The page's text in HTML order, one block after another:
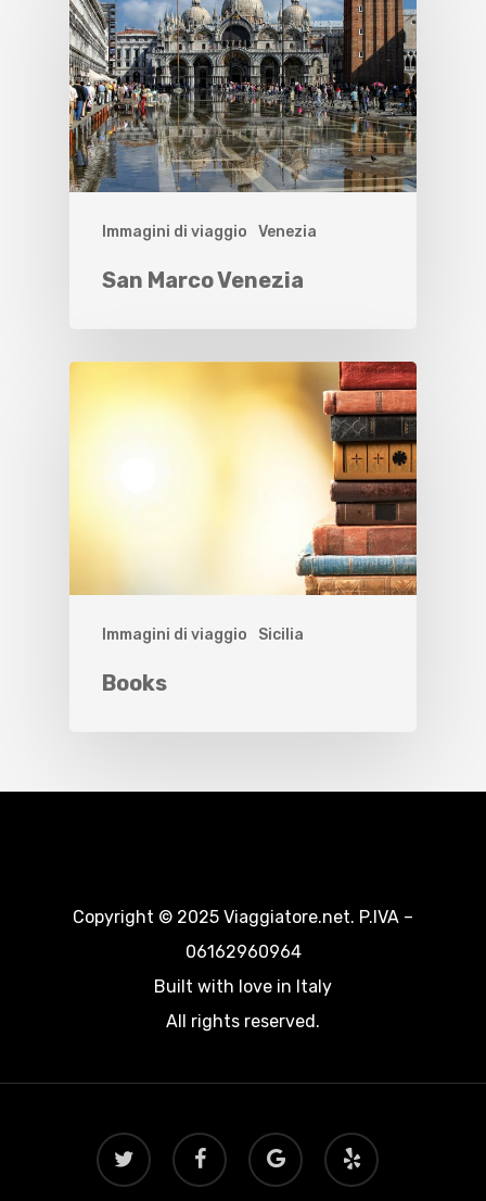
Immagini di viaggio Venezia
San Marco Venezia
Immagini di viaggio Sicilia
Books
Copyright © 2025 Viaggiatore.net. P.IVA –
06162960964
Built with love in Italy
All rights reserved.
twitter facebook
google-
plus
yelp